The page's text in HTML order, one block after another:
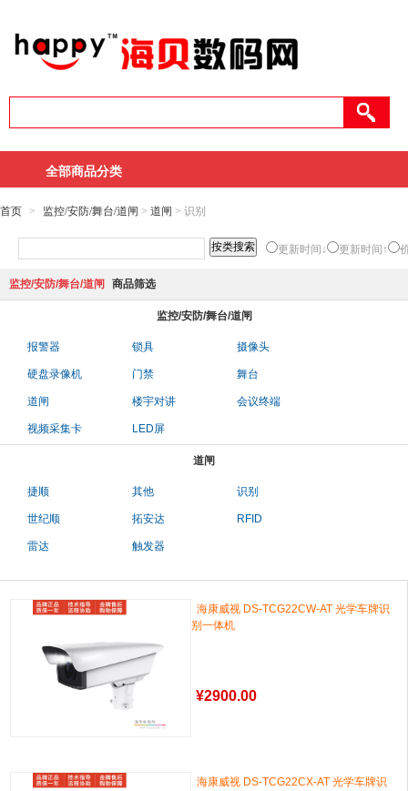
全部商品分类
首页 > 监控/安防/舞台/道闸 > 道闸 > 识别
更新时间↓ 更新时间↑
监控/安防/舞台/道闸 商品筛选
监控/安防/舞台/道闸
报警器 锁具 摄像头
硬盘录像机 门禁 舞台
道闸 楼宇对讲 会议终端
视频采集卡 LED屏
道闸
捷顺 其他 识别
世纪顺 拓安达 RFID
雷达 触发器
海康威视 DS-TCG22CW-AT 光学车牌识
别一体机
¥2900.00
海康威视 DS-TCG22CX-AT 光学车牌识